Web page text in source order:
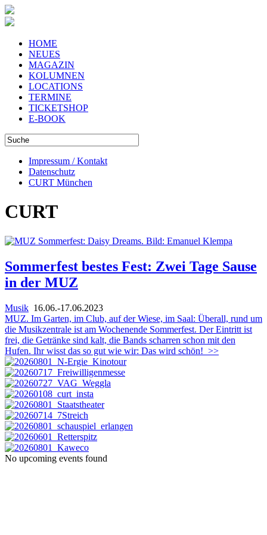
HOME
NEUES
MAGAZIN
KOLUMNEN
LOCATIONS
TERMINE
TICKETSHOP
E-BOOK
Impressum / Kontakt
Datenschutz
CURT München
CURT
Sommerfest bestes Fest: Zwei Tage Sause
in der MUZ
Musik 16.06.-17.06.2023
MUZ. Im Garten, im Club, auf der Wiese, im Saal: Überall, rund um
die Musikzentrale ist am Wochenende Sommerfest. Der Eintritt ist
frei, die Getränke sind kalt, die Bands scharren schon mit den
Hufen. Ihr wisst das so gut wie wir: Das wird schön! >>
No upcoming events found